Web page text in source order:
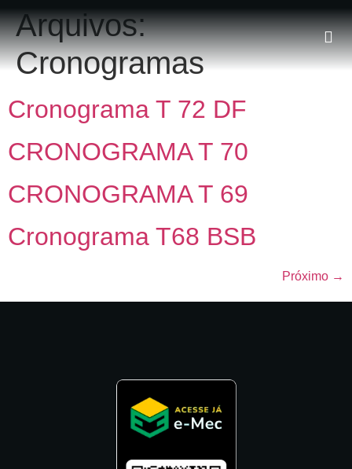
Arquivos:
Cronogramas
Cronograma T 72 DF
CRONOGRAMA T 70
CRONOGRAMA T 69
Cronograma T68 BSB
Próximo →